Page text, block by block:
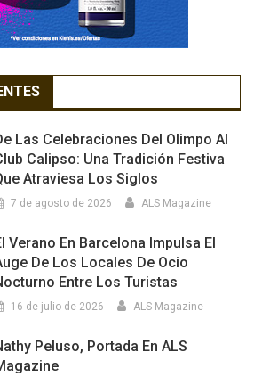
Las Celebraciones Del Olimpo Al
Calipso: Una Tradición Festiva
Atraviesa Los Siglos
7 de agosto de 2026 ALS Magazine
Verano En Barcelona Impulsa El
De Los Locales De Ocio
Entre Los Turistas
16 de julio de 2026 ALS Magazine
Peluso, Portada En ALS